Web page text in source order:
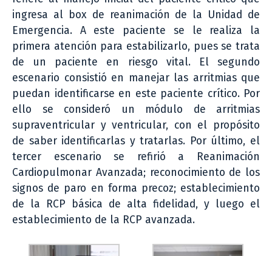
ingresa al box de reanimación de la Unidad de
Emergencia. A este paciente se le realiza la
primera atención para estabilizarlo, pues se trata
de un paciente en riesgo vital. El segundo
escenario consistió en manejar las arritmias que
puedan identificarse en este paciente crítico. Por
ello se consideró un módulo de arritmias
supraventricular y ventricular, con el propósito
de saber identificarlas y tratarlas. Por último, el
tercer escenario se refirió a Reanimación
Cardiopulmonar Avanzada; reconocimiento de los
signos de paro en forma precoz; establecimiento
de la RCP básica de alta fidelidad, y luego el
establecimiento de la RCP avanzada.